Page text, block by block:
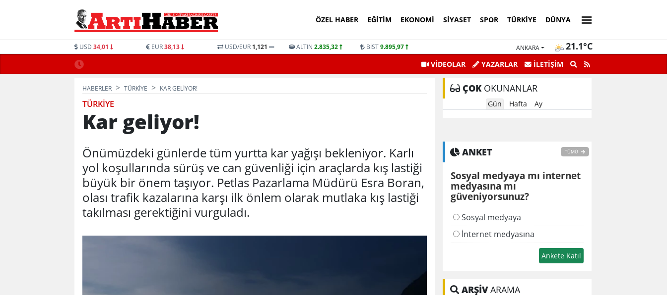
ÖZEL HABER EĞITIM EKONOMI SIYASET SPOR TÜRKIYE DÜNYA
USD 34,01 EUR38,13 USD/EUR 1,121 ALTIN 2.835,32 BİST9.895,97 ANKARA 21.1°C
VİDEOLAR YAZARLAR İLETİŞİM
HABERLER TÜRKIYE KAR GELIYOR!
TÜRKIYE
Kar geliyor!
Önümüzdeki günlerde tüm yurtta kar yağışı bekleniyor. Karlı
yol koşullarında sürüş ve can güvenliği için araçlarda kış lastiği
büyük bir önem taşıyor. Petlas Pazarlama Müdürü Esra Boran,
olası trafik kazalarına karşı ilk önlem olarak mutlaka kış lastiği
takılması gerektiğini vurguladı.
ÇOKOKUNANLAR
Gün Hafta Ay
ANKET TÜMÜ
Sosyal medyaya mı internet
medyasına mı
güveniyorsunuz?
Sosyal medyaya
İnternet medyasına
ARŞİVARAMA